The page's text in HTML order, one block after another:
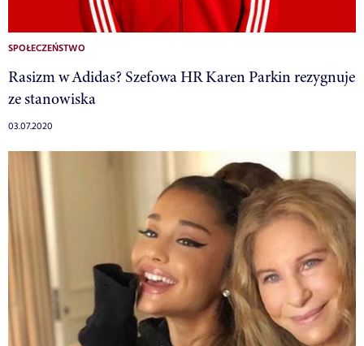
SPOŁECZEŃSTWO
Rasizm w Adidas? Szefowa HR Karen Parkin rezygnuje
ze stanowiska
03.07.2020